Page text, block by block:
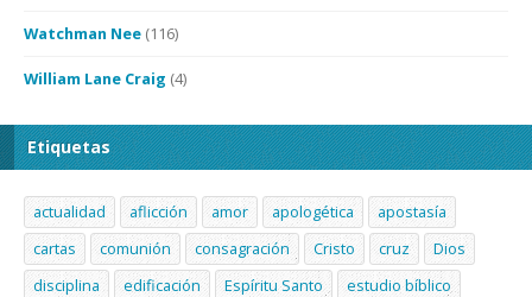
Watchman Nee (116)
William Lane Craig (4)
Etiquetas
actualidad aflicción amor apologética
apostasía
cartas
comunión consagración Cristo cruz
Dios
disciplina
edificación Espíritu Santo
estudio bíblico